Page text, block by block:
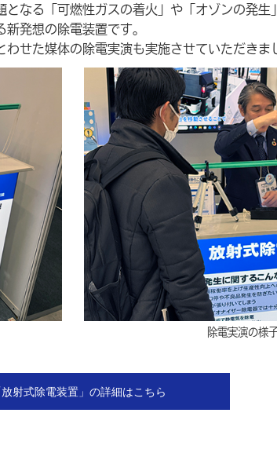
なる「可燃性ガスの着火」や「オゾンの発生
発想の除電装置です。
せた媒体の除電実演も実施させていただきま
除電実演の様
放射式除電装置」の詳細はこちら